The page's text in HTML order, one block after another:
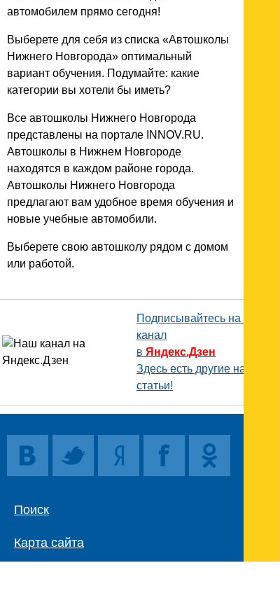
автомобилем прямо сегодня!
Выберете для себя из списка «Автошколы
Нижнего Новгорода» оптимальный
вариант обучения. Подумайте: какие
категории вы хотели бы иметь?
Все автошколы Нижнего Новгорода
представлены на портале INNOV.RU.
Автошколы в Нижнем Новгороде
находятся в каждом районе города.
Автошколы Нижнего Новгорода
предлагают вам удобное время обучения и
новые учебные автомобили.
Выберете свою автошколу рядом с домом
или работой.
Подписывайтесь на наш
канал
в Яндекс.Дзен
Здесь есть другие наши
статьи!
Поиск
Карта сайта